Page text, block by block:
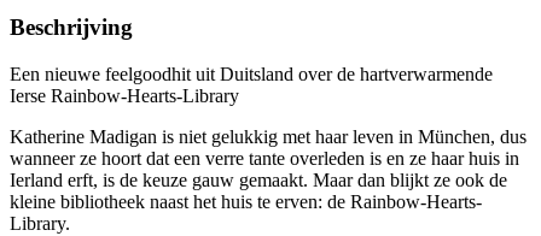
Beschrijving
Een nieuwe feelgoodhit uit Duitsland over de hartverwarmende
Ierse Rainbow-Hearts-Library
Katherine Madigan is niet gelukkig met haar leven in München, dus
wanneer ze hoort dat een verre tante overleden is en ze haar huis in
Ierland erft, is de keuze gauw gemaakt. Maar dan blijkt ze ook de
kleine bibliotheek naast het huis te erven: de Rainbow-Hearts-
Library.